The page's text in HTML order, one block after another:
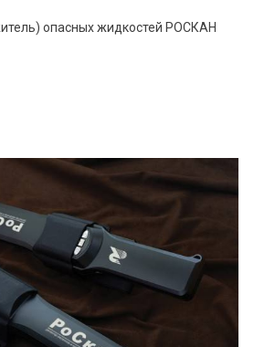
опасных жидкостей РОСКАН